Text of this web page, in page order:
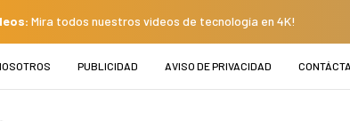
Mira todos nuestros videos de tecnología en 4K!
PUBLICIDAD AVISO DE PRIVACIDAD